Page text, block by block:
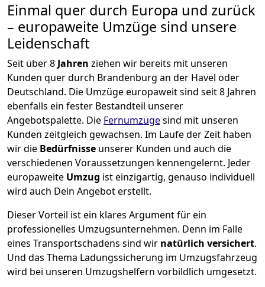
Einmal quer durch Europa und zurück
– europaweite Umzüge sind unsere
Leidenschaft
Seit über8 Jahren ziehen wir bereits mit unseren
Kunden quer durch Brandenburg an der Havel oder
Deutschland. Die Umzüge europaweit sind seit8 Jahren
ebenfalls ein fester Bestandteil unserer
Angebotspalette. Die Fernumzügesind mit unseren
Kunden zeitgleich gewachsen. Im Laufe der Zeit haben
wir die Bedürfnisse unserer Kunden und auch die
verschiedenen Voraussetzungen kennengelernt. Jeder
europaweite Umzug ist einzigartig, genauso individuell
wird auch Dein Angebot erstellt.
Dieser Vorteil ist ein klares Argument für ein
professionelles Umzugsunternehmen. Denn im Falle
eines Transportschadens sind wir natürlich versichert.
Und das Thema Ladungssicherung im Umzugsfahrzeug
wird bei unseren Umzugshelfern vorbildlich umgesetzt.